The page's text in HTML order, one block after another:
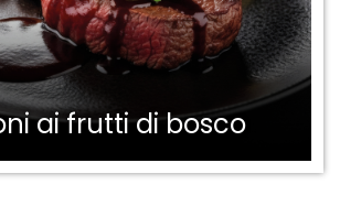
ai frutti di bosco